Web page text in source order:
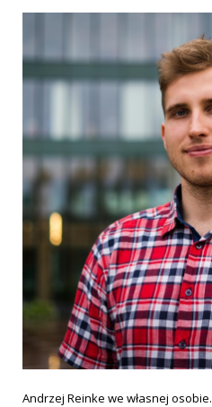
Andrzej Reinke we własnej osobie.